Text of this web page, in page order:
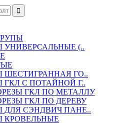
УНИВЕРСАЛЬНЫЕ (..
ШЕСТИГРАННАЯ ГО..
ГКЛ С ПОТАЙНОЙ Г..
ГКЛ ПО МЕТАЛЛУ
ГКЛ ПО ДЕРЕВУ
ДЛЯ СЭНДВИЧ ПАНЕ..
КРОВЕЛЬНЫЕ